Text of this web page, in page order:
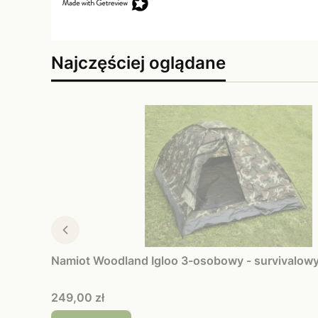
Najczęściej oglądane
Namiot Woodland Igloo 3-osobowy -
Cena
249,00 zł